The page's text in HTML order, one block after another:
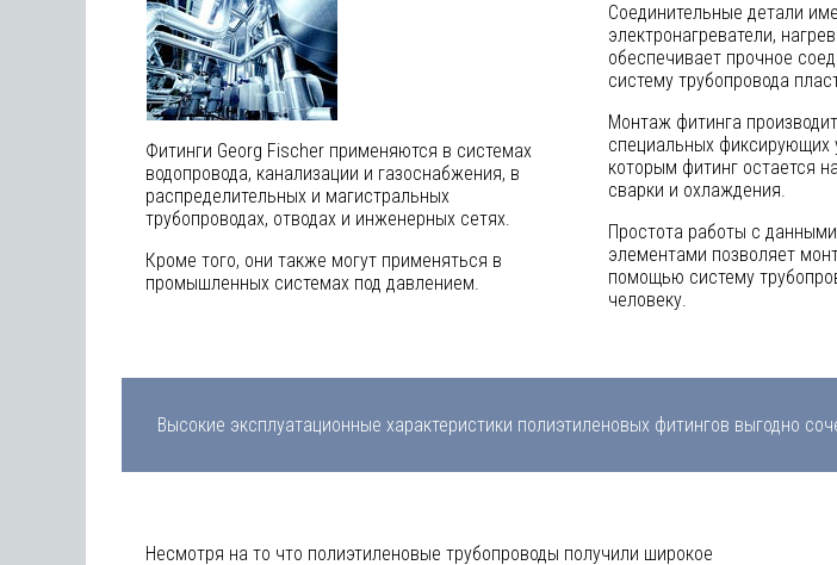
Фитинги Georg Fischer применяются в системах
водопровода, канализации и газоснабжения, в
распределительных и магистральных
трубопроводах, отводах и инженерных сетях.
Кроме того, они также могут применяться в
промышленных системах под давлением.
Соединительные детали
электронагреватели,
обеспечивает прочное
систему трубопровода
Монтаж фитинга
специальных фиксирующих
которым фитинг остается
сварки и охлаждения.
Простота работы с
элементами позволяет
помощью систему
человеку.
Высокие эксплуатационные характеристики полиэтиленовых фитингов выгодно
Несмотря на то что полиэтиленовые трубопроводы получили широкое